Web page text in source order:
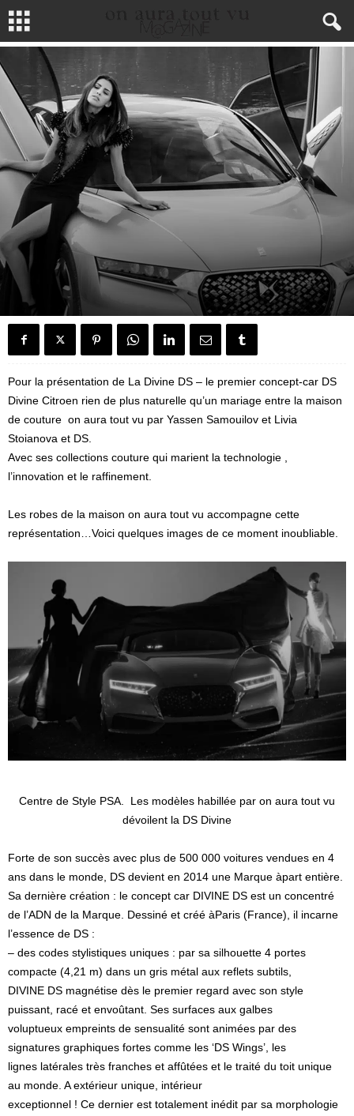
LIFE STYLE ARCHITECTURE & DESIGN
Pour la présentation de La Divine DS – le premier concept-car DS
Divine Citroen rien de plus naturelle qu’un mariage entre la maison
de couture on aura tout vu par Yassen Samouilov et Livia
Stoianova et DS.
Avec ses collections couture qui marient la technologie ,
l’innovation et le raffinement.
Les robes de la maison on aura tout vu accompagne cette
représentation…Voici quelques images de ce moment inoubliable.
Centre de Style PSA. Les modèles habillée par on aura tout vu
dévoilent la DS Divine
Forte de son succès avec plus de 500 000 voitures vendues en 4
ans dans le monde, DS devient en 2014 une Marque àpart entière.
Sa dernière création : le concept car DIVINE DS est un concentré
de l’ADN de la Marque. Dessiné et créé àParis (France), il incarne
l’essence de DS :
– des codes stylistiques uniques : par sa silhouette 4 portes
compacte (4,21 m) dans un gris métal aux reflets subtils,
DIVINE DS magnétise dès le premier regard avec son style
puissant, racé et envoûtant. Ses surfaces aux galbes
voluptueux empreints de sensualité sont animées par des
signatures graphiques fortes comme les ‘DS Wings’, les
lignes latérales très franches et affûtées et le traité du toit unique
au monde. A extérieur unique, intérieur
exceptionnel ! Ce dernier est totalement inédit par sa morphologie